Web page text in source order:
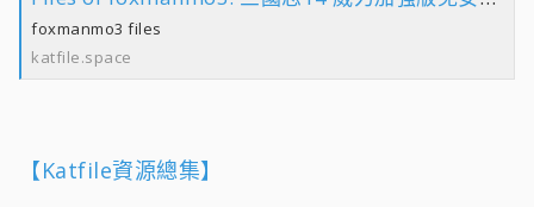
foxmanmo3 files
katfile.space
【Katfile資源總集】